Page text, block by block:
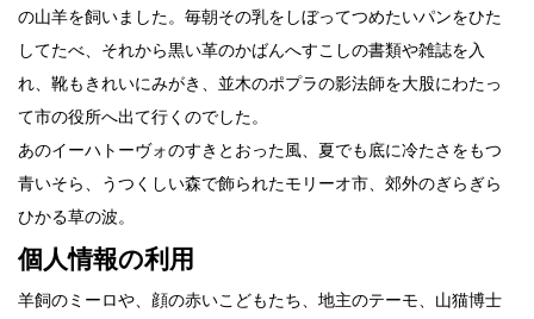
の山羊を飼いました。毎朝その乳をしぼってつめたいパンをひた
してたべ、それから黒い革のかばんへすこしの書類や雑誌を入
れ、靴もきれいにみがき、並木のポプラの影法師を大股にわたっ
て市の役所へ出て行くのでした。
あのイーハトーヴォのすきとおった風、夏でも底に冷たさをもつ
青いそら、うつくしい森で飾られたモリーオ市、郊外のぎらぎら
ひかる草の波。
個人情報の利用
羊飼のミーロや、顔の赤いこどもたち、地主のテーモ、山猫博士